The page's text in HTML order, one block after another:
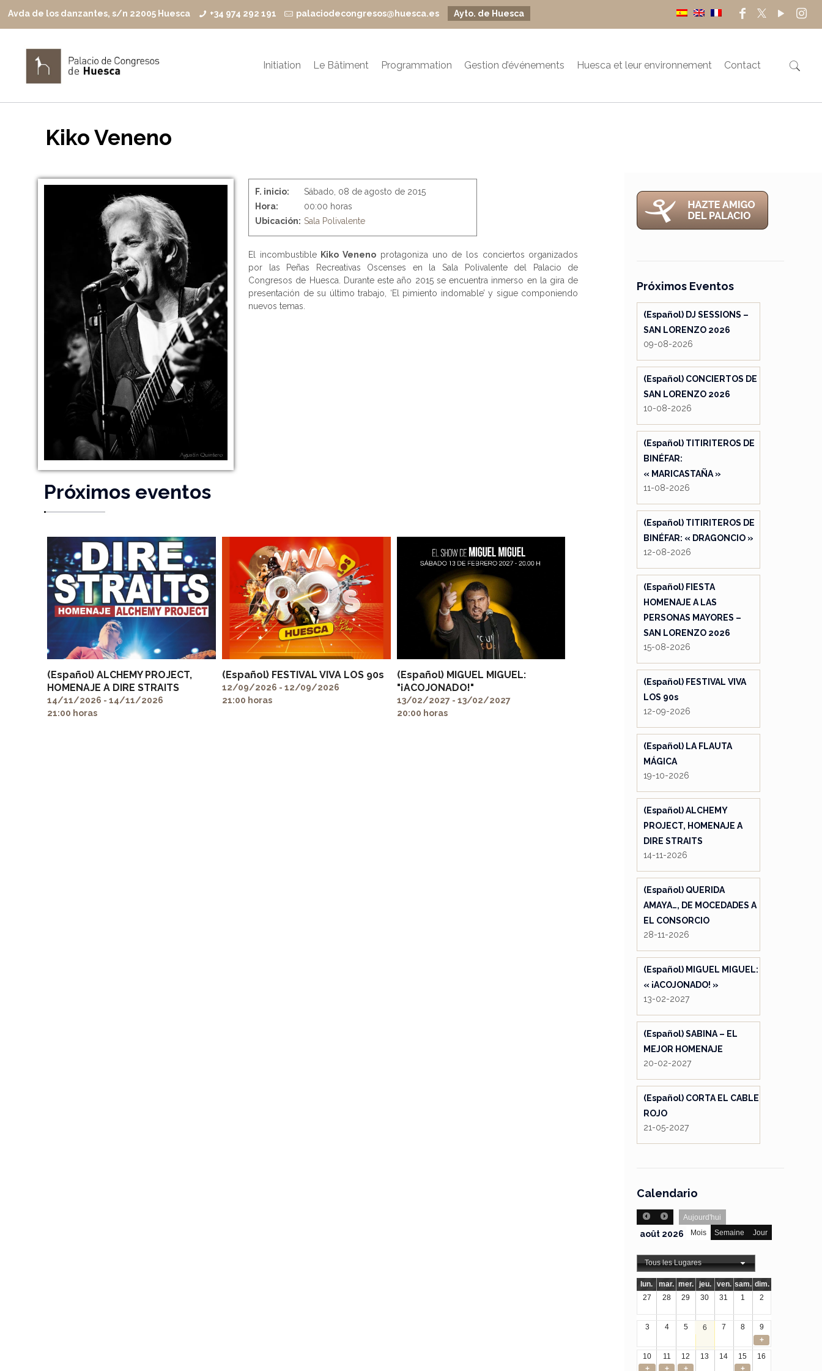
Avda de los danzantes, s/n 22005 Huesca +34 974 292 191 palaciodecongresos@huesca.es Ayto. de Huesca
Initiation Le Bâtiment Programmation Gestion d’événements Huesca et leur environnement Contact
Kiko Veneno
F. inicio:
Sábado, 08 de agosto de 2015
Hora:
00:00 horas
Ubicación: Sala Polivalente
El incombustible Kiko Veneno protagoniza uno de los conciertos organizados
por las Peñas Recreativas Oscenses en la Sala Polivalente del Palacio de
Congresos de Huesca. Durante este año 2015 se encuentra inmerso en la gira de
presentación de su último trabajo, ‘El pimiento indomable’ y sigue componiendo
nuevos temas.
Próximos eventos
(Español) ALCHEMY PROJECT,
HOMENAJE A DIRE STRAITS
14/11/2026 - 14/11/2026
21:00 horas
(Español) FESTIVAL VIVA LOS 90s
12/09/2026 - 12/09/2026
21:00 horas
(Español) MIGUEL MIGUEL:
"¡ACOJONADO!"
13/02/2027 - 13/02/2027
20:00 horas
Próximos Eventos
(Español) DJ SESSIONS –
SAN LORENZO 2026
09-08-2026
(Español) CONCIERTOS DE
SAN LORENZO 2026
10-08-2026
(Español) TITIRITEROS DE
BINÉFAR:
« MARICASTAÑA »
11-08-2026
(Español) TITIRITEROS DE
BINÉFAR: « DRAGONCIO »
12-08-2026
(Español) FIESTA
HOMENAJE A LAS
PERSONAS MAYORES –
SAN LORENZO 2026
15-08-2026
(Español) FESTIVAL VIVA
LOS 90s
12-09-2026
(Español) LA FLAUTA
MÁGICA
19-10-2026
(Español) ALCHEMY
PROJECT, HOMENAJE A
DIRE STRAITS
14-11-2026
(Español) QUERIDA
AMAYA…, DE MOCEDADES A
EL CONSORCIO
28-11-2026
(Español) MIGUEL MIGUEL:
« ¡ACOJONADO! »
13-02-2027
(Español) SABINA – EL
MEJOR HOMENAJE
20-02-2027
(Español) CORTA EL CABLE
ROJO
21-05-2027
Calendario
Aujourd'hui
Mois
Semaine Jour
août 2026
Tous les Lugares
lun. mar. mer. jeu. ven. sam. dim.
27
28 29 30 31 1 2
3 4 5 6 7 8
9
+
10
11 12 13 14 15
16
+
+ +
+